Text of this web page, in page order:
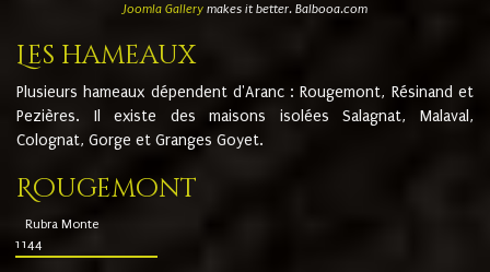
Joomla Gallerymakes it better. Balbooa.com
Les hameaux
Plusieurs hameaux dépendent d'Aranc : Rougemont, Résinand et
Pezières. Il existe des maisons isolées Salagnat, Malaval,
Colognat, Gorge et Granges Goyet.
Rougemont
Rubra Monte
1144